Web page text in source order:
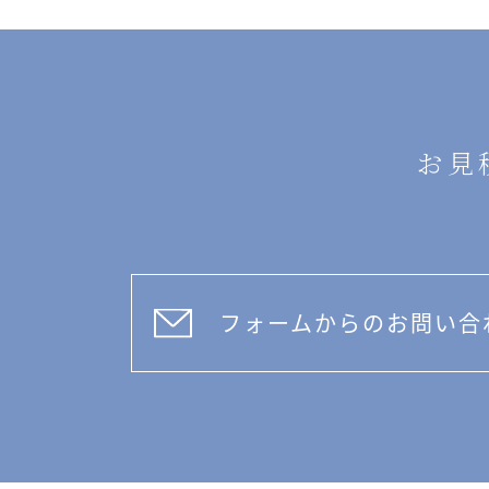
お見
フォームからのお問い